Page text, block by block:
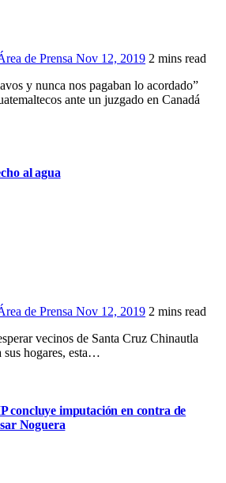
de Prensa Nov 12, 2019 2 mins read
ante un juzgado en Canadá
al agua
de Prensa Nov 12, 2019 2 mins read
sus hogares, esta…
concluye imputación en contra de
Noguera